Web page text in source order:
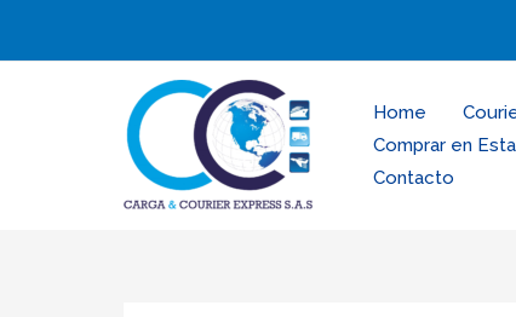
Home
Comprar en
Contacto